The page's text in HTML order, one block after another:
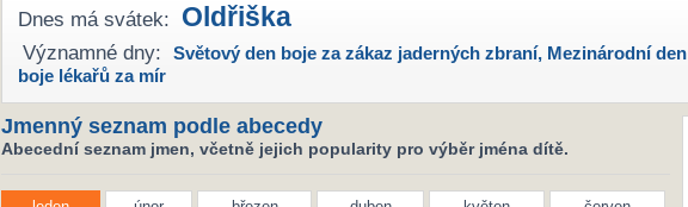
Dnes má svátek: Oldřiška
Významné dny: Světový den boje za zákaz jaderných zbraní, Mezinárodní den
boje lékařů za mír
Jmenný seznam podle abecedy
Abecední seznam jmen, včetně jejich popularity pro výběr jména dítě.